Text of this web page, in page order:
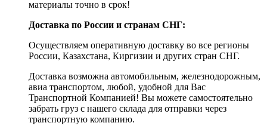
материалы точно в срок!
Доставка по России и странам СНГ:
Осуществляем оперативную доставку во все регионы
России, Казахстана, Киргизии и других стран СНГ.
Доставка возможна автомобильным, железнодорожным,
авиа транспортом, любой, удобной для Вас
Транспортной Компанией! Вы можете самостоятельно
забрать груз с нашего склада для отправки через
транспортную компанию.